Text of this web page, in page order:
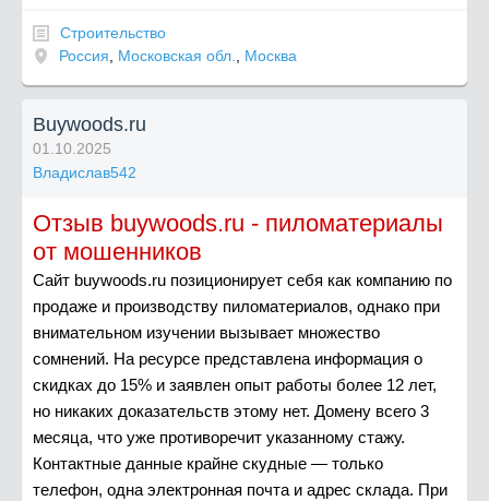
Строительство
Россия
Московская обл. Москва
Buywoods.ru
01.10.2025
Владислав542
Отзыв buywoods.ru - пиломатериалы
от мошенников
Сайт buywoods.ru позиционирует себя как компанию по
продаже и производству пиломатериалов, однако при
внимательном изучении вызывает множество
сомнений. На ресурсе представлена информация о
скидках до 15% и заявлен опыт работы более 12 лет,
но никаких доказательств этому нет. Домену всего 3
месяца, что уже противоречит указанному стажу.
Контактные данные крайне скудные — только
телефон, одна электронная почта и адрес склада. При